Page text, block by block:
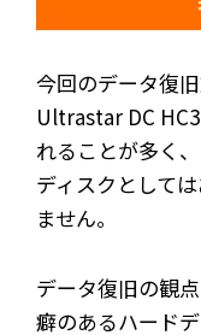
今回のデータ復
Ultrastar DC
れることが多く
ディスクとして
ません。
データ復旧の観
癖のあるハードデ